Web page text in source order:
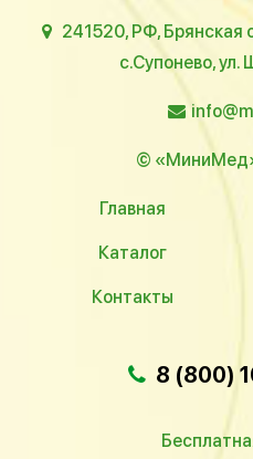
241520, РФ, Брянская
с.Супонево, ул.
©
Главная
Каталог
Контакты
8 (800)